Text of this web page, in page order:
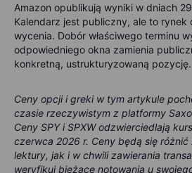
Amazon opublikują wyniki w dniach
Kalendarz jest publiczny, ale to rynek
wycenia. Dobór właściwego terminu
odpowiedniego okna zamienia
konkretną, ustrukturyzowaną pozycję.
Ceny opcji i greki w tym artykule
czasie rzeczywistym z platformy
Ceny SPY i SPXW odzwierciedlają
czerwca 2026 r. Ceny będą się różnić
lektury, jak i w chwili zawierania
weryfikuj bieżące notowania u